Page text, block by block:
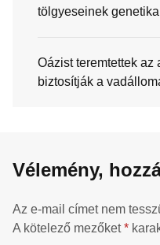
tölgyeseinek
Oázist teremtettek az
biztosítják a
Vélemény,
Az e-mail címet nem
A kötelező mezőket*